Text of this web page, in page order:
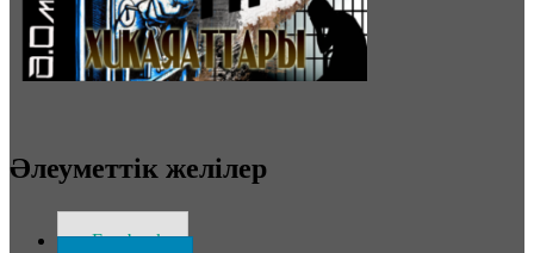
Әлеуметтік желілер
Facebook